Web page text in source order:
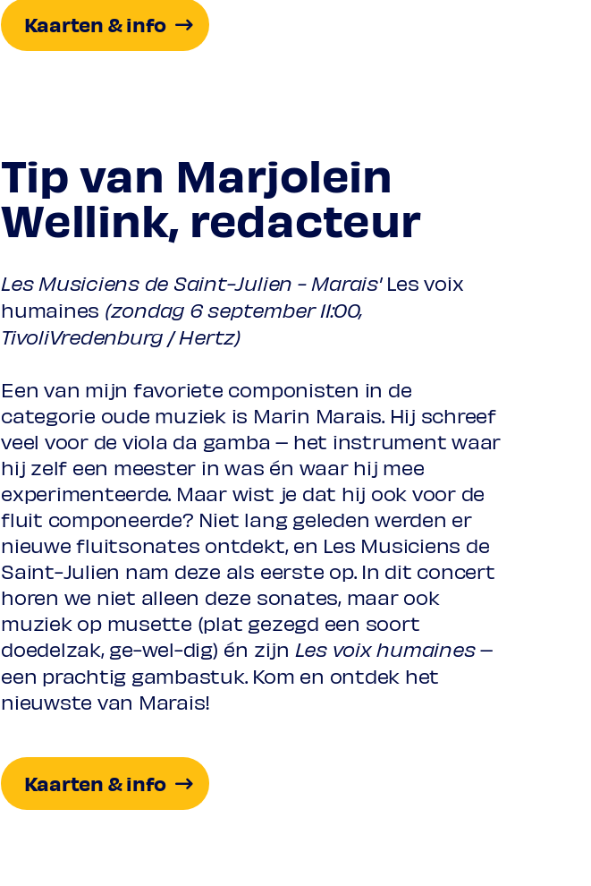
Kaarten & info
Tip van Marjolein
Wellink, redacteur
Les Musiciens de Saint-Julien - Marais' Les voix
humaines (zondag 6 september 11:00,
TivoliVredenburg / Hertz)
Een van mijn favoriete componisten in de
categorie oude muziek is Marin Marais. Hij schreef
veel voor de viola da gamba – het instrument waar
hij zelf een meester in was én waar hij mee
experimenteerde. Maar wist je dat hij ook voor de
fluit componeerde? Niet lang geleden werden er
nieuwe fluitsonates ontdekt, en Les Musiciens de
Saint-Julien nam deze als eerste op. In dit concert
horen we niet alleen deze sonates, maar ook
muziek op musette (plat gezegd een soort
doedelzak, ge-wel-dig) én zijn Les voix humaines–
een prachtig gambastuk. Kom en ontdek het
nieuwste van Marais!
Kaarten & info